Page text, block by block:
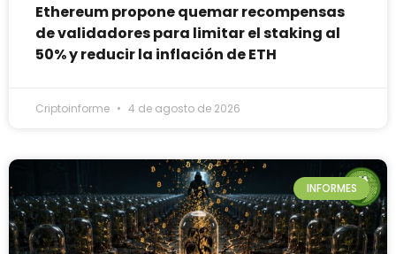
Ethereum propone quemar recompensas
de validadores para limitar el staking al
50% y reducir la inflación de ETH
Criptoinforme 4 de agosto de 2026
INFORMES